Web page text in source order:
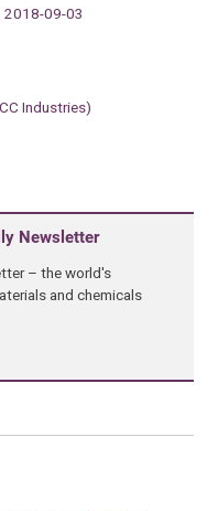
2018-09-03
Industries)
Newsletter
– the world's
and chemicals